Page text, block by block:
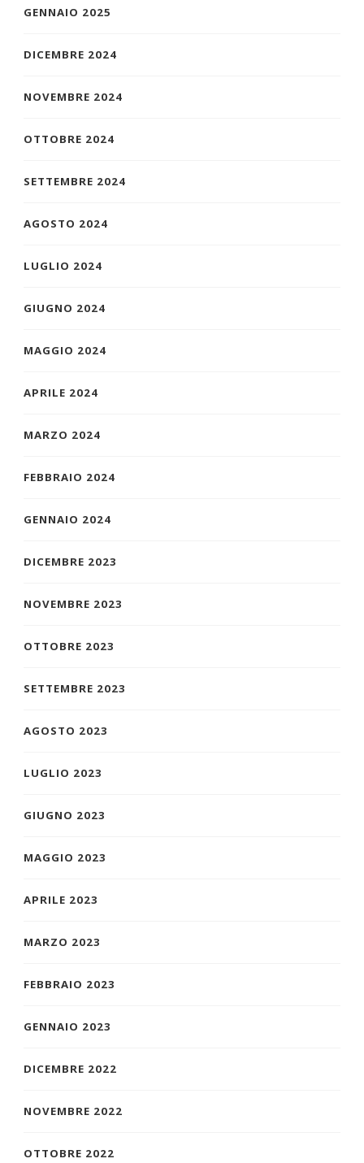
GENNAIO 2025
DICEMBRE 2024
NOVEMBRE 2024
OTTOBRE 2024
SETTEMBRE 2024
AGOSTO 2024
LUGLIO 2024
GIUGNO 2024
MAGGIO 2024
APRILE 2024
MARZO 2024
FEBBRAIO 2024
GENNAIO 2024
DICEMBRE 2023
NOVEMBRE 2023
OTTOBRE 2023
SETTEMBRE 2023
AGOSTO 2023
LUGLIO 2023
GIUGNO 2023
MAGGIO 2023
APRILE 2023
MARZO 2023
FEBBRAIO 2023
GENNAIO 2023
DICEMBRE 2022
NOVEMBRE 2022
OTTOBRE 2022